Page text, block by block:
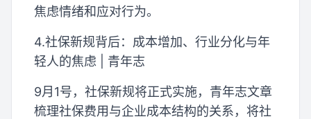
焦虑情绪和应对行为。
4.社保新规背后：成本增加、行业分化与年
轻人的焦虑 | 青年志
9月1号，社保新规将正式实施，青年志文章
梳理社保费用与企业成本结构的关系，将社